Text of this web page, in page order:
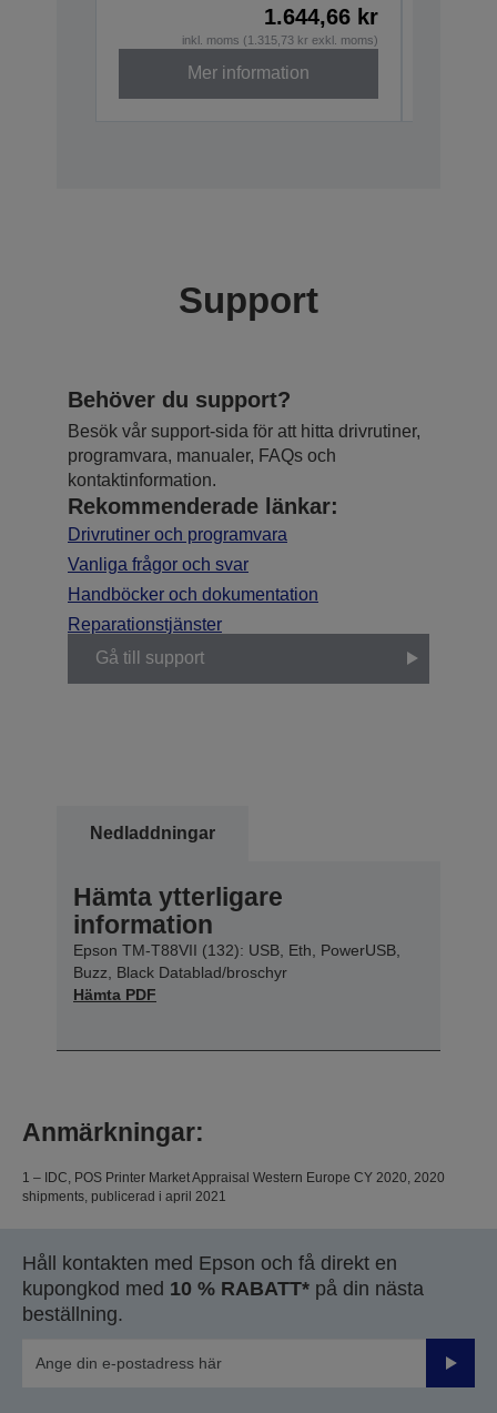
1.644,66 kr
inkl. moms (1.315,73 kr exkl. moms)
Mer information
Support
Behöver du support?
Besök vår support-sida för att hitta drivrutiner,
programvara, manualer, FAQs och
kontaktinformation.
Rekommenderade länkar:
Drivrutiner och programvara
Vanliga frågor och svar
Handböcker och dokumentation
Reparationstjänster
Gå till support
Nedladdningar
Hämta ytterligare
information
Epson TM-T88VII (132): USB, Eth, PowerUSB,
Buzz, Black Datablad/broschyr
Hämta PDF
Anmärkningar:
1 – IDC, POS Printer Market Appraisal Western Europe CY 2020, 2020
shipments, publicerad i april 2021
Håll kontakten med Epson och få direkt en
kupongkod med 10 % RABATT* på din nästa
beställning.
Skicka